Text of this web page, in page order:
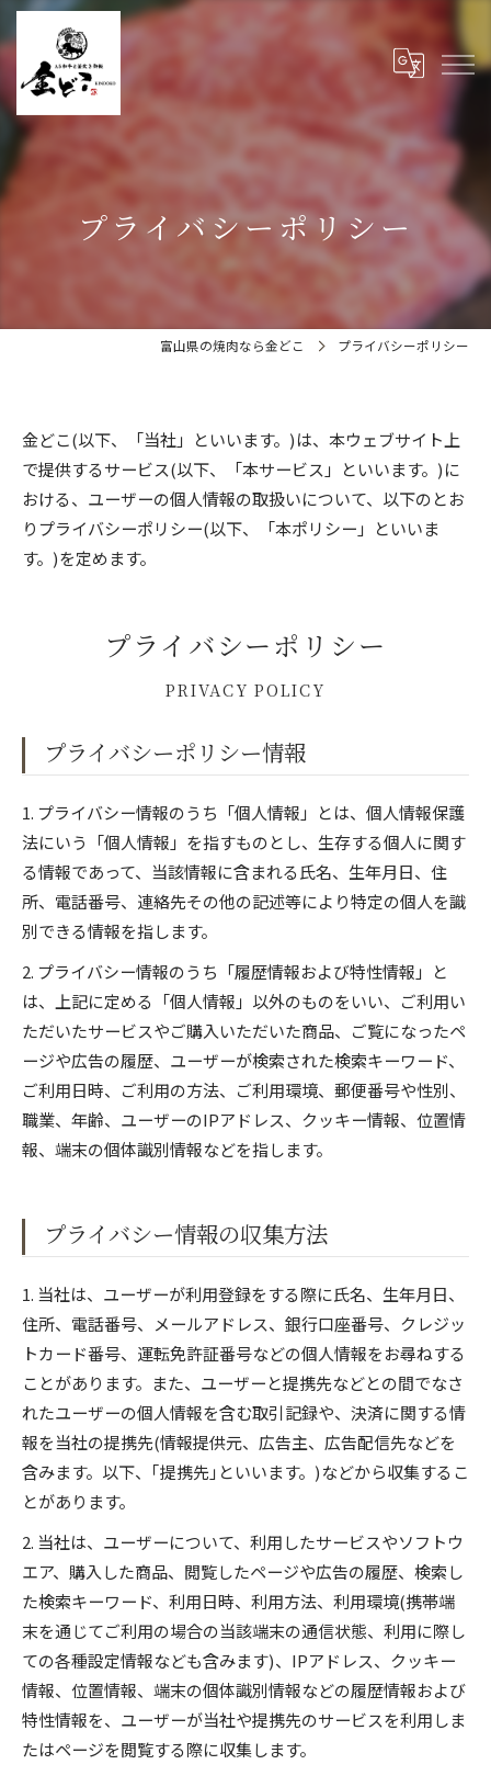
プライバシーポリシー
富山県の焼肉なら金どこ プライバシーポリシー
金どこ(以下、「当社」といいます。)は、本ウェブサイト上
で提供するサービス(以下、「本サービス」といいます。)に
おける、ユーザーの個人情報の取扱いについて、以下のとお
りプライバシーポリシー(以下、「本ポリシー」といいま
す。)を定めます。
プライバシーポリシー
PRIVACY POLICY
プライバシーポリシー情報
1. プライバシー情報のうち「個人情報」とは、個人情報保護
法にいう「個人情報」を指すものとし、生存する個人に関す
る情報であって、当該情報に含まれる氏名、生年月日、住
所、電話番号、連絡先その他の記述等により特定の個人を識
別できる情報を指します。
2. プライバシー情報のうち「履歴情報および特性情報」と
は、上記に定める「個人情報」以外のものをいい、ご利用い
ただいたサービスやご購入いただいた商品、ご覧になったペ
ージや広告の履歴、ユーザーが検索された検索キーワード、
ご利用日時、ご利用の方法、ご利用環境、郵便番号や性別、
職業、年齢、ユーザーのIPアドレス、クッキー情報、位置情
報、端末の個体識別情報などを指します。
プライバシー情報の収集方法
1. 当社は、ユーザーが利用登録をする際に氏名、生年月日、
住所、電話番号、メールアドレス、銀行口座番号、クレジッ
トカード番号、運転免許証番号などの個人情報をお尋ねする
ことがあります。また、ユーザーと提携先などとの間でなさ
れたユーザーの個人情報を含む取引記録や、決済に関する情
報を当社の提携先(情報提供元、広告主、広告配信先などを
含みます。以下、｢提携先｣といいます。)などから収集するこ
とがあります。
2. 当社は、ユーザーについて、利用したサービスやソフトウ
エア、購入した商品、閲覧したページや広告の履歴、検索し
た検索キーワード、利用日時、利用方法、利用環境(携帯端
末を通じてご利用の場合の当該端末の通信状態、利用に際し
ての各種設定情報なども含みます)、IPアドレス、クッキー
情報、位置情報、端末の個体識別情報などの履歴情報および
特性情報を、ユーザーが当社や提携先のサービスを利用しま
たはページを閲覧する際に収集します。